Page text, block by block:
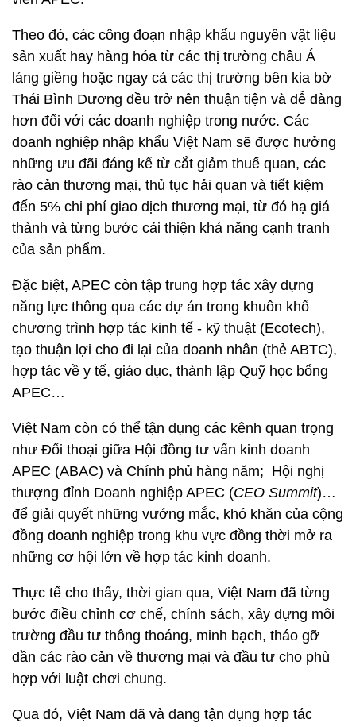
Theo đó, các công đoạn nhập khẩu nguyên vật liệu
sản xuất hay hàng hóa từ các thị trường châu Á
láng giềng hoặc ngay cả các thị trường bên kia bờ
Thái Bình Dương đều trở nên thuận tiện và dễ dàng
hơn đối với các doanh nghiệp trong nước. Các
doanh nghiệp nhập khẩu Việt Nam sẽ được hưởng
những ưu đãi đáng kể từ cắt giảm thuế quan, các
rào cản thương mại, thủ tục hải quan và tiết kiệm
đến 5% chi phí giao dịch thương mại, từ đó hạ giá
thành và từng bước cải thiện khả năng cạnh tranh
của sản phẩm.
Đặc biệt, APEC còn tập trung hợp tác xây dựng
năng lực thông qua các dự án trong khuôn khổ
chương trình hợp tác kinh tế - kỹ thuật (Ecotech),
tạo thuận lợi cho đi lại của doanh nhân (thẻ ABTC),
hợp tác về y tế, giáo dục, thành lập Quỹ học bổng
APEC…
Việt Nam còn có thể tận dụng các kênh quan trọng
như Đối thoại giữa Hội đồng tư vấn kinh doanh
APEC (ABAC) và Chính phủ hàng năm; Hội nghị
thượng đỉnh Doanh nghiệp APEC (CEO Summit)…
để giải quyết những vướng mắc, khó khăn của cộng
đồng doanh nghiệp trong khu vực đồng thời mở ra
những cơ hội lớn về hợp tác kinh doanh.
Thực tế cho thấy, thời gian qua, Việt Nam đã từng
bước điều chỉnh cơ chế, chính sách, xây dựng môi
trường đầu tư thông thoáng, minh bạch, tháo gỡ
dần các rào cản về thương mại và đầu tư cho phù
hợp với luật chơi chung.
Qua đó, Việt Nam đã và đang tận dụng hợp tác